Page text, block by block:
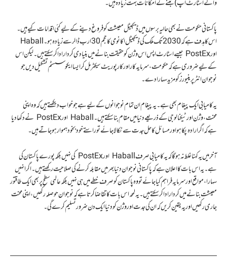
والے اسٹارٹ اپ) بننے کے امکانات بہت زیادہ ہیں۔
پاکستانی حکومت نے بھی حالیہ برسوں میں ڈیجیٹل معیشت کو فروغ دینے کے لیے کئی اقدامات کیے ہیں۔
اس کا ہدف ہے کہ 2030 تک ملک کی ڈیجیٹل اکانومی کا حجم 30 ارب ڈالر سے زیادہ ہو۔ Haball
اور PostEx جیسے اسٹارٹ اپس اس وژن کو حقیقت بنانے میں بنیادی کردار ادا کر سکتے ہیں۔ لیکن اس
کے لیے ضروری ہے کہ حکومت، سرمایہ کار اور کارپوریٹ سیکٹر مل کر ایسا ایکو سسٹم تشکیل دیں جو
نوجوان انٹرپرینیورز کو مزید سہارا دے۔
یہ کامیابی ایک پیغام بھی ہے۔ یہ پیغام ان تمام نوجوانوں کے لیے ہے جو خواب دیکھتے ہیں کہ وہ اپنی
محنت، وژن اور ٹیکنالوجی کے ذریعے دنیا میں مقام بنا سکتے ہیں۔ Haball اور PostEx نے دکھا دیا
ہے کہ اگر ارادہ پکا ہو اور مسائل کا حل جدت سے نکالا جائے تو راستے خود بخود ہموار ہو جاتے ہیں۔
آخر میں یہ کہنا غلط نہ ہو گا کہ یہ کامیابی صرف Haball اور PostEx کی نہیں بلکہ پورے پاکستان کی
ہے۔ یہ اس بات کا اعلان ہے کہ پاکستانی نوجوان دنیا بھر میں مقابلہ کرنے کی صلاحیت رکھتے ہیں۔ اگر انہیں
سہارا، مواقع اور سرمایہ فراہم کیا جائے تو وہ پاکستان کو صرف خطے میں ہی نہیں بلکہ عالمی سطح پر بھی ایک طاقتور
معیشت بنانے میں کردار ادا کر سکتے ہیں۔ یہ لمحہ اس بات کا تقاضا کرتا ہے کہ نوجوان حوصلہ رکھیں، اپنی محنت
جاری رکھیں اور یہ یقین کریں کہ ان کی جدت اور وژن کو دنیا ایک دن ضرور تسلیم کرے گی۔